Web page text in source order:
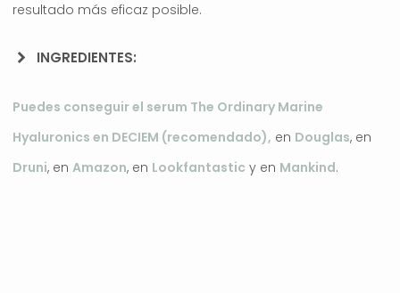
resultado más eficaz posible.
INGREDIENTES:
Puedes conseguir el serum The Ordinary Marine
Hyaluronics en DECIEM (recomendado), en Douglas, en
Druni, en Amazon, en Lookfantastic y en Mankind.